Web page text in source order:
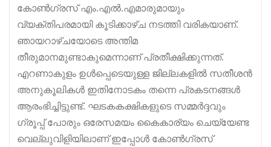
കോൺഗ്രസ് എം.എൽ.എമാരുമായും
വ്യക്തിപരമായി കൂടിക്കാഴ്ച നടത്തി വരികയാണ്.
ഞായറാഴ്ചയോടെ അന്തിമ
തീരുമാനമുണ്ടാകുമെന്നാണ് പ്രതീക്ഷിക്കുന്നത്.
എറണാകുളം ഉൾപ്പെടെയുള്ള ജില്ലകളിൽ സതീശൻ
അനുകൂലികൾ ഇതിനോടകം തന്നെ പ്രകടനങ്ങൾ
ആരംഭിച്ചിട്ടുണ്ട്. ഘടകകക്ഷികളുടെ സമ്മർദ്ദവും
ഗ്രൂപ്പ് പോരും ഒരേസമയം കൈകാര്യം ചെയ്യേണ്ട
വെല്ലുവിളിയിലാണ് ഇപ്പോൾ കോൺഗ്രസ്